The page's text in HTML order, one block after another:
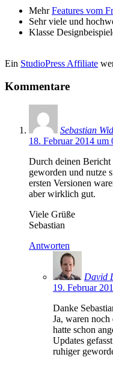
MehrFeatures vom
Sehr viele und
Klasse
Ein StudioPress Affiliate
Kommentare
Sebastian
18. Februar 2014 um
Durch deinen
geworden und nutze
ersten Versionen
aber wirklich gut.
Viele Grüße
Sebastian
Antworten
David
19. Februar
Danke
Ja, waren
hatte schon
Updates
ruhiger